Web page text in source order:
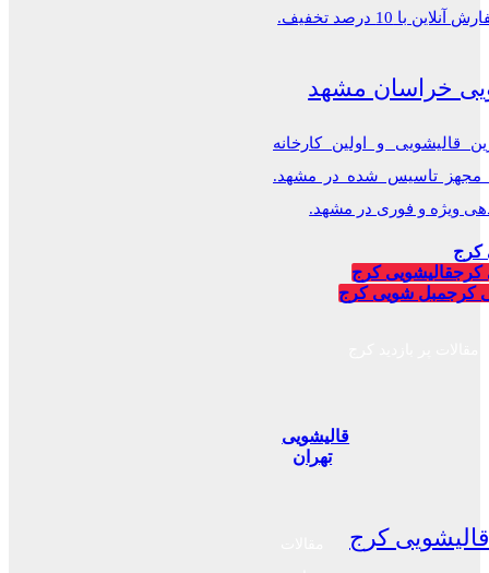
با 10 درصد تخفیف.
خراسان مشهد
قالیشویی و اولین کارخانه
مجهز تاسیس شده در مشهد.
ویژه و فوری در مشهد.
کرج
کرجقالیشویی کرج
کرجمبل شویی کرج
کرج
قالیشویی
تهران